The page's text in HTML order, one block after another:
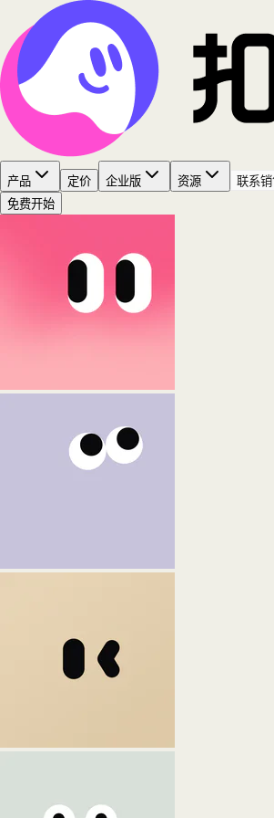
产品 定价 企业版 资源
联系销
免费开始